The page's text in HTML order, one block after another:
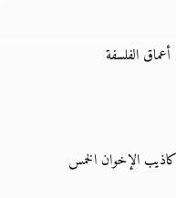
الفلسفة
الإخوان الخمس